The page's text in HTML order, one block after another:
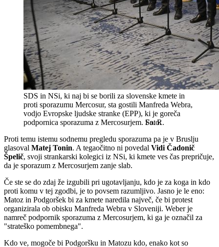
SDS in NSi, ki naj bi se borili za slovenske kmete in
proti sporazumu Mercosur, sta gostili Manfreda Webra,
vodjo Evropske ljudske stranke (EPP), ki je goreča
podpornica sporazuma z Mercosurjem. Sa. R.
Proti temu istemu sodnemu pregledu sporazuma pa je v Bruslju
glasoval Matej Tonin. A tegaočitno ni povedal Vidi Čadonič
Špelič, svoji strankarski kolegici iz NSi, ki kmete ves čas prepričuje,
da je sporazum z Mercosurjem zanje slab.
Če ste se do zdaj že izgubili pri ugotavljanju, kdo je za koga in kdo
proti komu v tej zgodbi, je to povsem razumljivo. Jasno je le eno:
Matoz in Podgoršek bi za kmete naredila največ, če bi protest
organizirala ob obisku Manfreda Webra v Sloveniji. Weber je
namreč podpornik sporazuma z Mercosurjem, ki ga je označil za
"strateško pomembnega".
Kdo ve, mogoče bi Podgoršku in Matozu kdo, enako kot so